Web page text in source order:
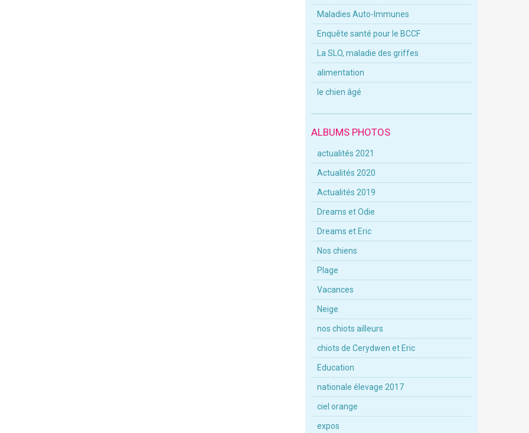
Maladies Auto-Immunes
Enquête santé pour le BCCF
La SLO, maladie des griffes
alimentation
le chien âgé
ALBUMS PHOTOS
actualités 2021
Actualités 2020
Actualités 2019
Dreams et Odie
Dreams et Eric
Nos chiens
Plage
Vacances
Neige
nos chiots ailleurs
chiots de Cerydwen et Eric
Education
nationale élevage 2017
ciel orange
expos